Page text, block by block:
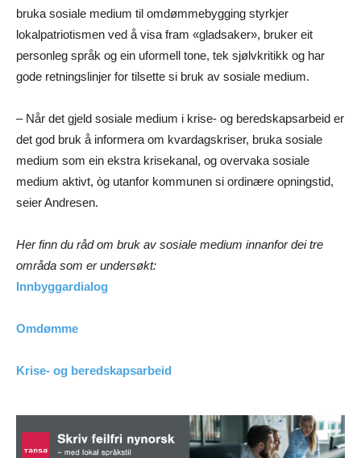
bruka sosiale medium til omdømmebygging styrkjer
lokalpatriotismen ved å visa fram «gladsaker», bruker eit
personleg språk og ein uformell tone, tek sjølvkritikk og har
gode retningslinjer for tilsette si bruk av sosiale medium.
– Når det gjeld sosiale medium i krise- og beredskapsarbeid er
det god bruk å informera om kvardagskriser, bruka sosiale
medium som ein ekstra krisekanal, og overvaka sosiale
medium aktivt, òg utanfor kommunen si ordinære opningstid,
seier Andresen.
Her finn du råd om bruk av sosiale medium innanfor dei tre
områda som er undersøkt:
Innbyggardialog
Omdømme
Krise- og beredskapsarbeid